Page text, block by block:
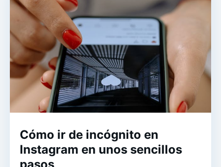
Cómo ir de incógnito en
Instagram en unos sencillos
pasos